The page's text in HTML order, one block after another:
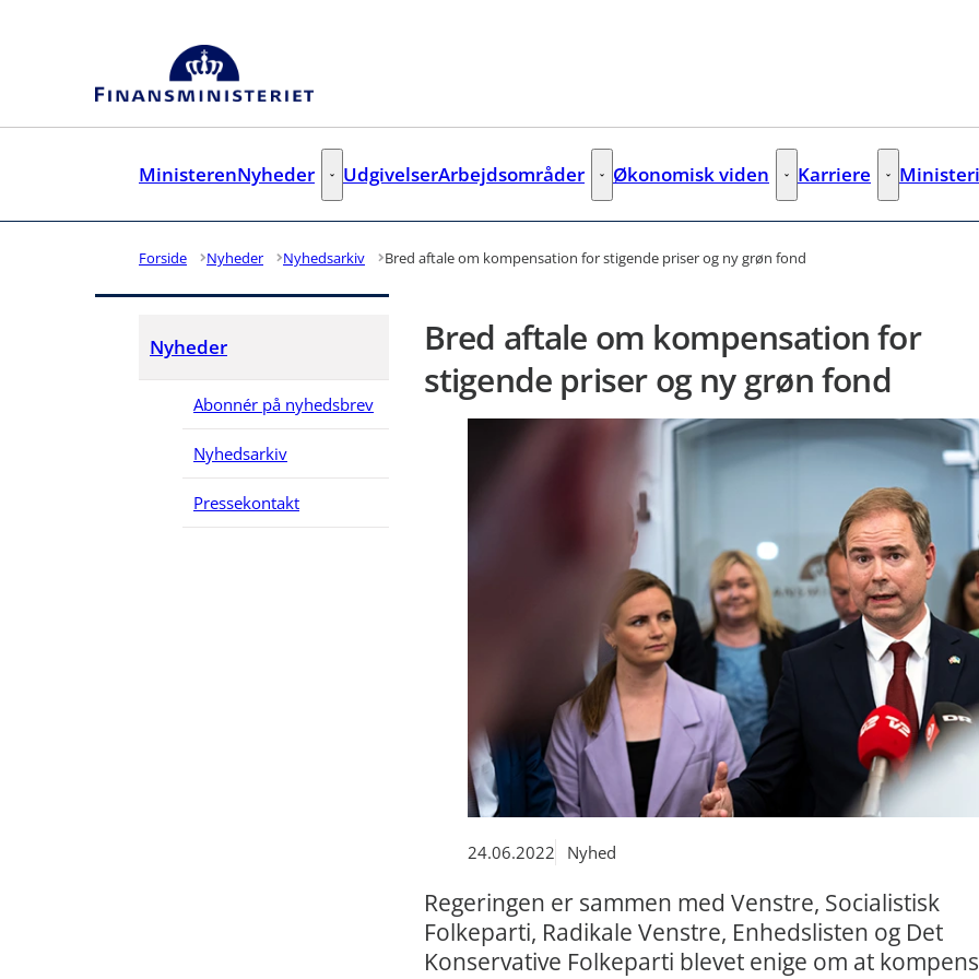
MinisterenNyheder Nyheder - Flere links
UdgivelserArbejdsområder Arbejdsområder - Flere links
Økonomisk viden Økonomisk viden - Flere links
Karriere Karriere -
Forside Nyheder Nyhedsarkiv Bred aftale om kompensation for stigende priser og ny grøn fond
Nyheder
Abonnér på nyhedsbrev
Nyhedsarkiv
Pressekontakt
Bred aftale om kompensation for
stigende priser og ny grøn fond
24.06.2022 Nyhed
Regeringen er sammen med Venstre, Socialistisk
Folkeparti, Radikale Venstre, Enhedslisten og Det
Konservative Folkeparti blevet enige om at